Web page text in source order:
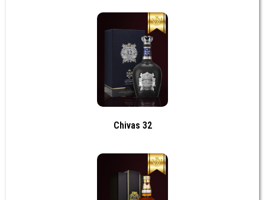
Chivas 32